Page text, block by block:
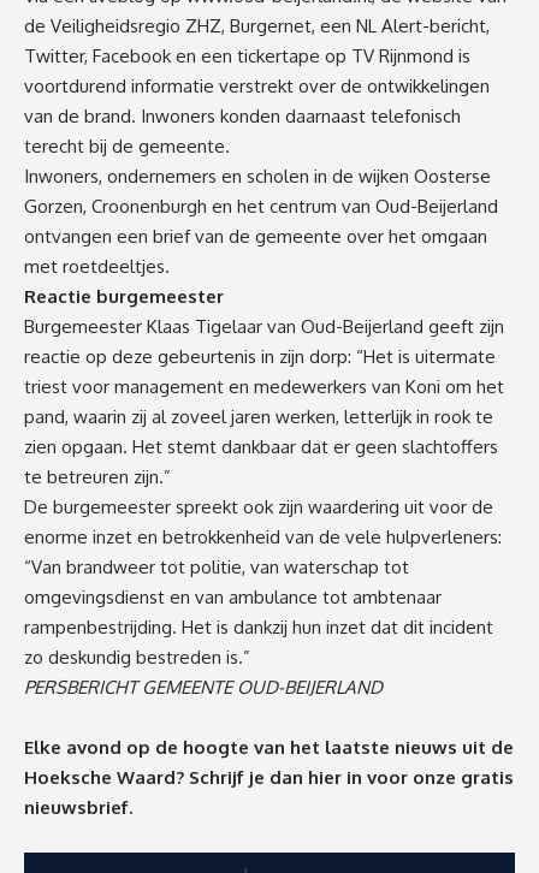
de Veiligheidsregio ZHZ, Burgernet, een NL Alert-bericht,
Twitter, Facebook en een tickertape op TV Rijnmond is
voortdurend informatie verstrekt over de ontwikkelingen
van de brand. Inwoners konden daarnaast telefonisch
terecht bij de gemeente.
Inwoners, ondernemers en scholen in de wijken Oosterse
Gorzen, Croonenburgh en het centrum van Oud-Beijerland
ontvangen een brief van de gemeente over het omgaan
met roetdeeltjes.
Reactie burgemeester
Burgemeester Klaas Tigelaar van Oud-Beijerland geeft zijn
reactie op deze gebeurtenis in zijn dorp: “Het is uitermate
triest voor management en medewerkers van Koni om het
pand, waarin zij al zoveel jaren werken, letterlijk in rook te
zien opgaan. Het stemt dankbaar dat er geen slachtoffers
te betreuren zijn.”
De burgemeester spreekt ook zijn waardering uit voor de
enorme inzet en betrokkenheid van de vele hulpverleners:
“Van brandweer tot politie, van waterschap tot
omgevingsdienst en van ambulance tot ambtenaar
rampenbestrijding. Het is dankzij hun inzet dat dit incident
zo deskundig bestreden is.”
PERSBERICHT GEMEENTE OUD-BEIJERLAND
Elke avond op de hoogte van het laatste nieuws uit de
Hoeksche Waard? Schrijf je dan hier in voor onze gratis
nieuwsbrief.